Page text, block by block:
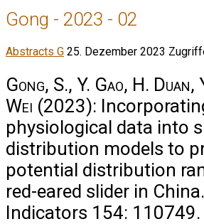
Gong - 2023 - 02
Abstracts G 25. Dezember 2023
Gong, S., Y. Gao, H. Duan,
Wei (2023):
physiological data into
distribution models to
potential distribution
red-eared slider in
Indicators 154: 110749.